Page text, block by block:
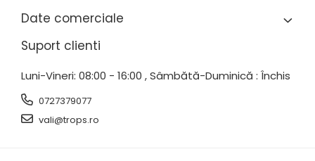
Date comerciale
Suport clienti
Luni-Vineri: 08:00 - 16:00 , Sâmbătă-Duminică : Închis
0727379077
vali@trops.ro